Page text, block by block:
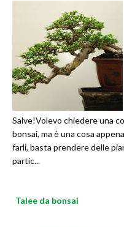
Salve!Volevo chiedere una
bonsai, ma è una cosa
farli, basta prendere delle
partic...
Talee da bonsai